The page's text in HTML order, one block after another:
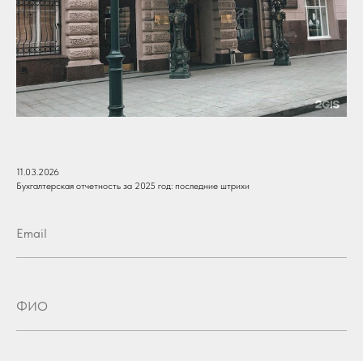
11.03.2026
Бухгалтерская отчетность за 2025 год: последние штрихи